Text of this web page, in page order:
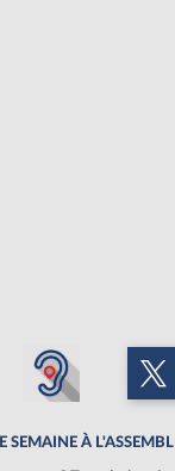
SEMAINE À